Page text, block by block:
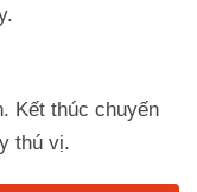
Kết thúc chuyến
thú vị.